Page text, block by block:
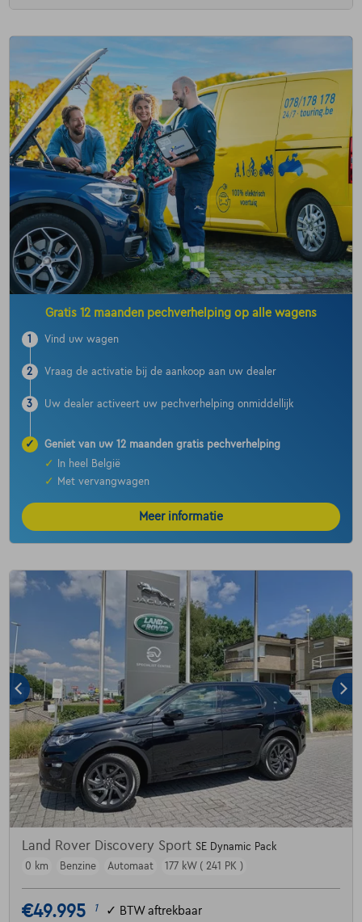
Gratis 12 maanden pechverhelping op alle wagens
1 Vind uw wagen
2 Vraag de activatie bij de aankoop aan uw dealer
3 Uw dealer activeert uw pechverhelping onmiddellijk
✓
Geniet van uw 12 maanden gratis pechverhelping
✓
In heel België
✓
Met vervangwagen
Meer informatie
Land Rover Discovery Sport SE Dynamic Pack
0 km
Benzine Automaat 177 kW ( 241 PK )
€49.995 1 ✓ BTW aftrekbaar